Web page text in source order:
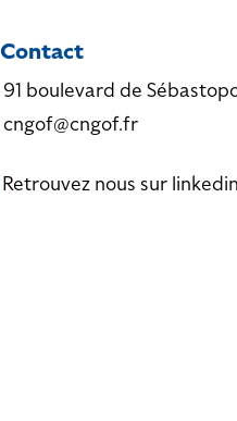
91 boulevard de
cngof@cngof.fr
Retrouvez nous sur linkedin